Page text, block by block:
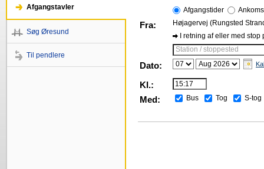
Afgangstavler
Søg Øresund
Til pendlere
Afgangstider
Fra:
Højagervej (Rungsted
I retning af eller med stop
Station / stoppested
Dato:
Kl.:
Med:
Bus Tog S-tog